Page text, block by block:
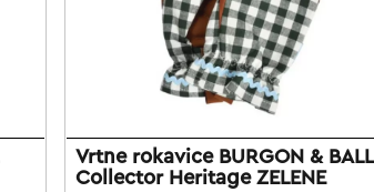
Vrtne rokavice BURGON & BALL
Collector Heritage ZELENE